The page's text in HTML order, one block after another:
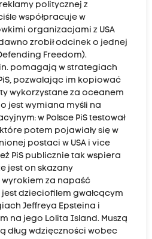
politycznej z
współpracuje w
organizacjami z USA
zrobił odcinek o jednej
Freedom).
pomagają w strategiach
pozwalając im kopiować
wykorzystane za oceanem
jest wymiana myśli na
w Polsce PiS testował
potem pojawiały się w
postaci w USA i vice
PiS publicznie tak wspiera
jest on skazany
za napaść
dzieciofilem gwałcącym
Jeffreya Epsteina i
na jego Lolita Island. Muszą
dług wdzięczności wobec